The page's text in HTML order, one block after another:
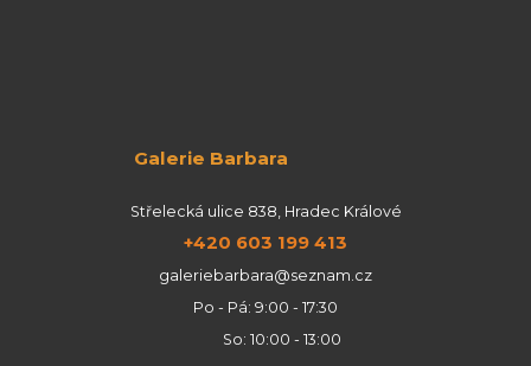
Galerie Barbara
Střelecká ulice 838, Hradec Králové
+420 603 199 413
galeriebarbara@seznam.cz
Po - Pá: 9:00 - 17:30
So: 10:00 - 13:00